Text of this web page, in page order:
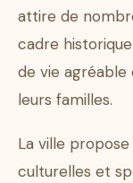
attire de
cadre
de vie
leurs familles.
La ville
culturelles et